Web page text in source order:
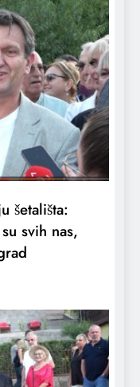
šetališta:
svih nas,